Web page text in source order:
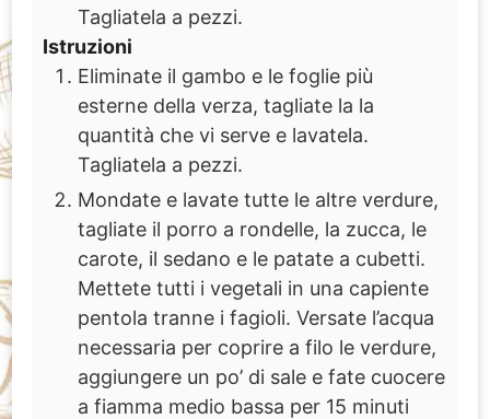
Tagliatela a pezzi.
Istruzioni
Eliminate il gambo e le foglie più
esterne della verza, tagliate la la
quantità che vi serve e lavatela.
Tagliatela a pezzi.
Mondate e lavate tutte le altre verdure,
tagliate il porro a rondelle, la zucca, le
carote, il sedano e le patate a cubetti.
Mettete tutti i vegetali in una capiente
pentola tranne i fagioli. Versate l’acqua
necessaria per coprire a filo le verdure,
aggiungere un po’ di sale e fate cuocere
a fiamma medio bassa per 15 minuti